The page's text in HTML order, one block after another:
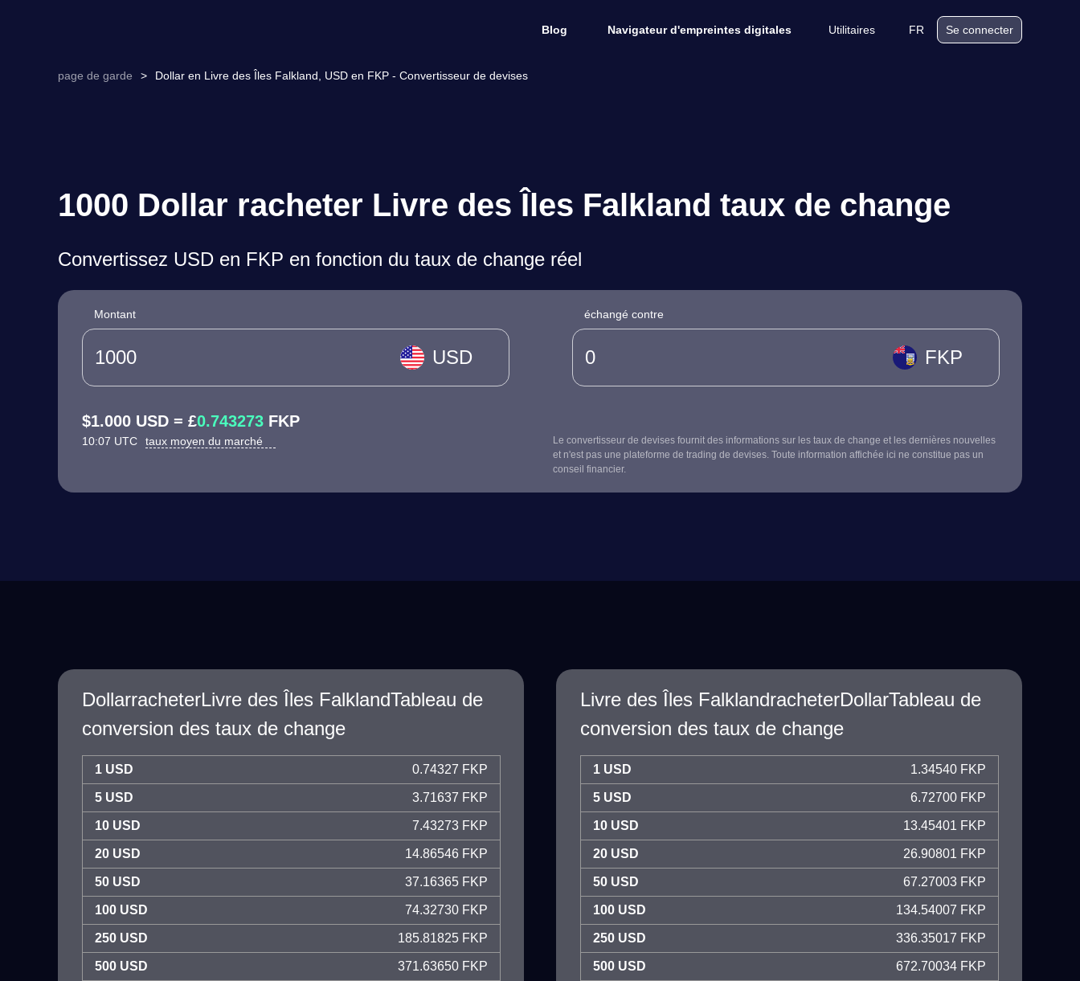
Blog Navigateur d'empreintes digitales Utilitaires FR Se connecter
page de garde > Dollar en Livre des Îles Falkland, USD en FKP - Convertisseur de devises
1000 Dollar racheter Livre des Îles Falkland taux de change
Convertissez USD en FKP en fonction du taux de change réel
Montant
USD
échangé contre
FKP
$1.000 USD = £0.743273 FKP
10:07 UTC taux moyen du marché
Le convertisseur de devises fournit des informations sur les taux de change et les dernières nouvelles
et n'est pas une plateforme de trading de devises. Toute information affichée ici ne constitue pas un
conseil financier.
DollarracheterLivre des Îles FalklandTableau de
conversion des taux de change
1 USD 0.74327 FKP
5 USD 3.71637 FKP
10 USD 7.43273 FKP
20 USD 14.86546 FKP
50 USD 37.16365 FKP
100 USD 74.32730 FKP
250 USD 185.81825 FKP
500 USD 371.63650 FKP
Livre des Îles FalklandracheterDollarTableau de
conversion des taux de change
1 USD 1.34540 FKP
5 USD 6.72700 FKP
10 USD 13.45401 FKP
20 USD 26.90801 FKP
50 USD 67.27003 FKP
100 USD 134.54007 FKP
250 USD 336.35017 FKP
500 USD 672.70034 FKP